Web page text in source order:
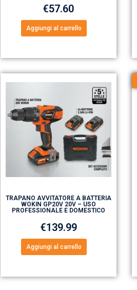
€57.60
Aggiungi al carrello
TRAPANO AVVITATORE A BATTERIA
WOKIN GP20V 20V – USO
PROFESSIONALE E DOMESTICO
€139.99
Aggiungi al carrello